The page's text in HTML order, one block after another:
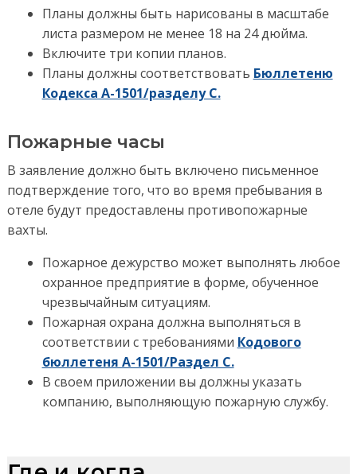
Планы должны быть нарисованы в масштабе
листа размером не менее 18 на 24 дюйма.
Включите три копии планов.
Планы должны соответствовать Бюллетеню
Кодекса A-1501/разделу C.
Пожарные часы
В заявление должно быть включено письменное
подтверждение того, что во время пребывания в
отеле будут предоставлены противопожарные
вахты.
Пожарное дежурство может выполнять любое
охранное предприятие в форме, обученное
чрезвычайным ситуациям.
Пожарная охрана должна выполняться в
соответствии с требованиями Кодового
бюллетеня A-1501/Раздел C.
В своем приложении вы должны указать
компанию, выполняющую пожарную службу.